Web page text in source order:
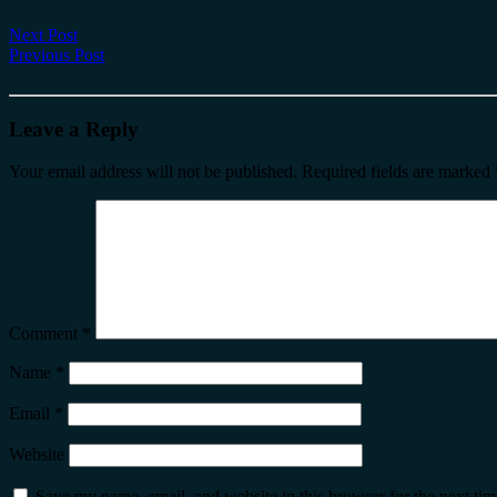
Next Post
Previous Post
Leave a Reply
Your email address will not be published. Required fields are marked
Comment *
Name *
Email *
Website